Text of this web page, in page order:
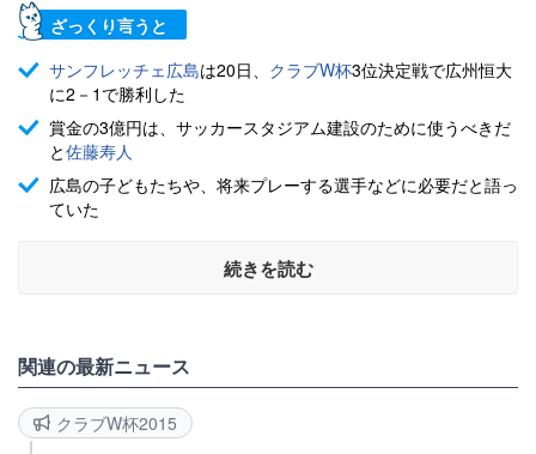
ざっくり言うと
サンフレッチェ広島は20日、 クラブW杯3位決定戦で広州恒大
に2－1で勝利した
賞金の3億円は、サッカースタジアム建設のために使うべきだ
と佐藤寿人
広島の子どもたちや、将来プレーする選手などに必要だと語っ
ていた
続きを読む
関連の最新ニュース
クラブW杯2015